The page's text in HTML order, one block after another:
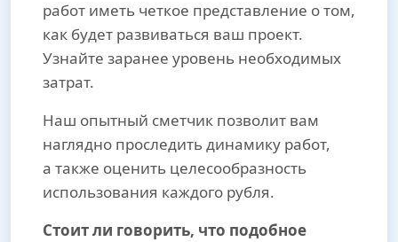
работ иметь четкое представление о том,
как будет развиваться ваш проект.
Узнайте заранее уровень необходимых
затрат.
Наш опытный сметчик позволит вам
наглядно проследить динамику работ,
а также оценить целесообразность
использования каждого рубля.
Стоит ли говорить, что подобное